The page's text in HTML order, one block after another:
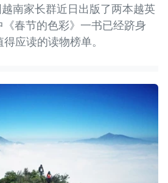
越南家长群近日出版了两本越英
春节的色彩》一书已经跻身
应读的读物榜单。